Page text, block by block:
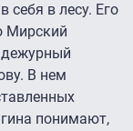
себя в лесу. Его
Мирский
дежурный
В нем
понимают,